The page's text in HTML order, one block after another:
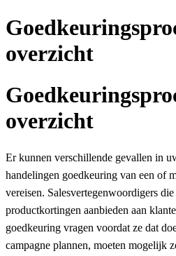
overzicht
overzicht
Er kunnen verschillende gevallen in
handelingen goedkeuring van een of
vereisen. Salesvertegenwoordigers
productkortingen aanbieden aan
goedkeuring vragen voordat ze dat
campagne plannen, moeten mogelijk